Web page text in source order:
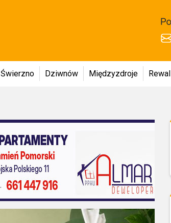
Świerzno Dziwnów Międzyzdroje Rewal